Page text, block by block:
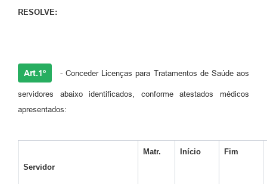
RESOLVE:
Art.1º - Conceder Licenças para Tratamentos de Saúde aos
servidores abaixo identificados, conforme atestados médicos
apresentados:
Servidor
Matr. Início Fim